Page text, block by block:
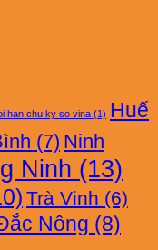
han chu ky so vina (1) Huế
(7) Ninh
Ninh (13)
Trà Vinh (6)
Nông (8)